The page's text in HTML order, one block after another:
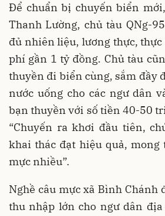
Để chuẩn bị chuyến biển
Thanh Lường, chủ tàu QNg-
đủ nhiên liệu, lương thực,
phí gần 1 tỷ đồng. Chủ tàu
thuyền đi biển cùng, sắm đầy
nước uống cho các ngư dân
bạn thuyền với số tiền 40-50
“Chuyến ra khơi đầu tiên,
khai thác đạt hiệu quả,
mực nhiều”.
Nghề câu mực xã Bình Chánh
thu nhập lớn cho ngư dân